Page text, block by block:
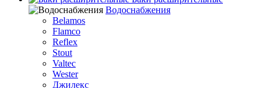
Водоснабжения
Belamos
Flamco
Reflex
Stout
Valtec
Wester
Джилекс